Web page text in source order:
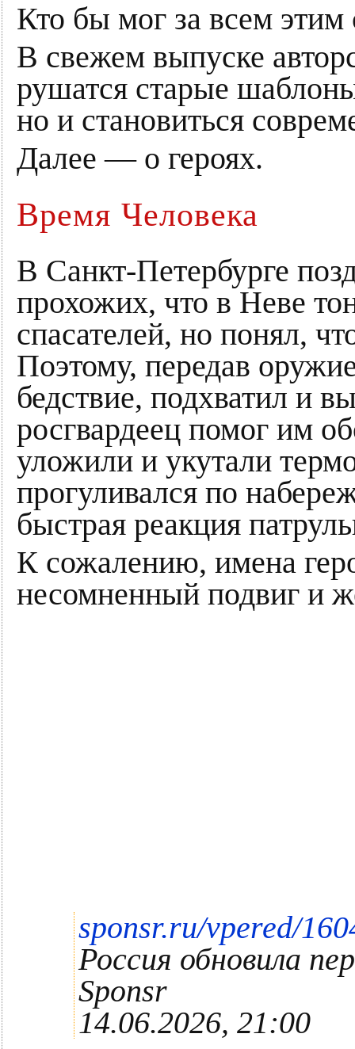
Кто бы мог за всем этим
В свежем выпуске
рушатся старые
но и становиться
Далее — о героях.
Время Человека
В Санкт-Петербурге
прохожих, что в Неве
спасателей, но понял,
Поэтому, передав
бедствие, подхватил и
росгвардеец помог им
уложили и укутали
прогуливался по
быстрая реакция
К сожалению, имена
несомненный подвиг и
sponsr.ru/vpered/
Россия обновила
Sponsr
14.06.2026, 21:00